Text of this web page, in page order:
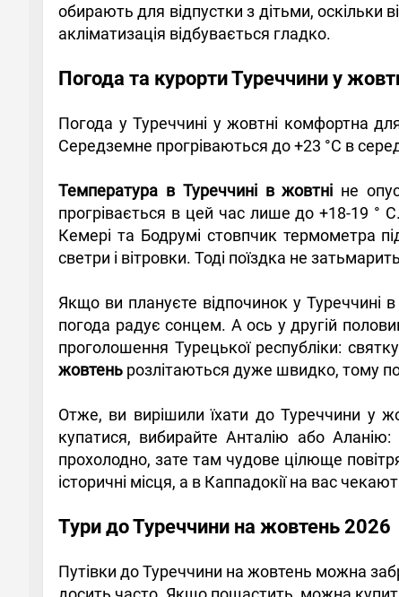
обирають для відпустки з дітьми, оскільки
акліматизація відбувається гладко.
Погода та курорти Туреччини у
Погода у Туреччині у жовтні комфортна
Середземне прогріваються до +23 °С в
Температура в Туреччині в жовтні не
прогрівається в цей час лише до +18-19 °
Кемері та Бодрумі стовпчик термометра
светри і вітровки. Тоді поїздка не
Якщо ви плануєте відпочинок у Туреччині
погода радує сонцем. А ось у другій
проголошення Турецької республіки:
жовтень розлітаються дуже швидко, тому
Отже, ви вирішили їхати до Туреччини у
купатися, вибирайте Анталію або
прохолодно, зате там чудове цілюще
історичні місця, а в Каппадокії на вас
Тури до Туреччини на жовтень 2026
Путівки до Туреччини на жовтень можна